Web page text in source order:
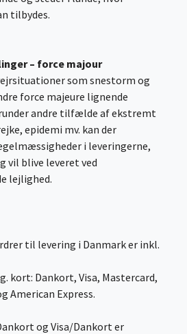
tilbydes.
– force majour
som snestorm og
force majeure lignende
andre tilfælde af ekstremt
epidemi mv. kan der
i leveringerne,
vil blive leveret ved
lejlighed.
til levering i Danmark er inkl.
kort: Dankort, Visa, Mastercard,
American Express.
og Visa/Dankort er